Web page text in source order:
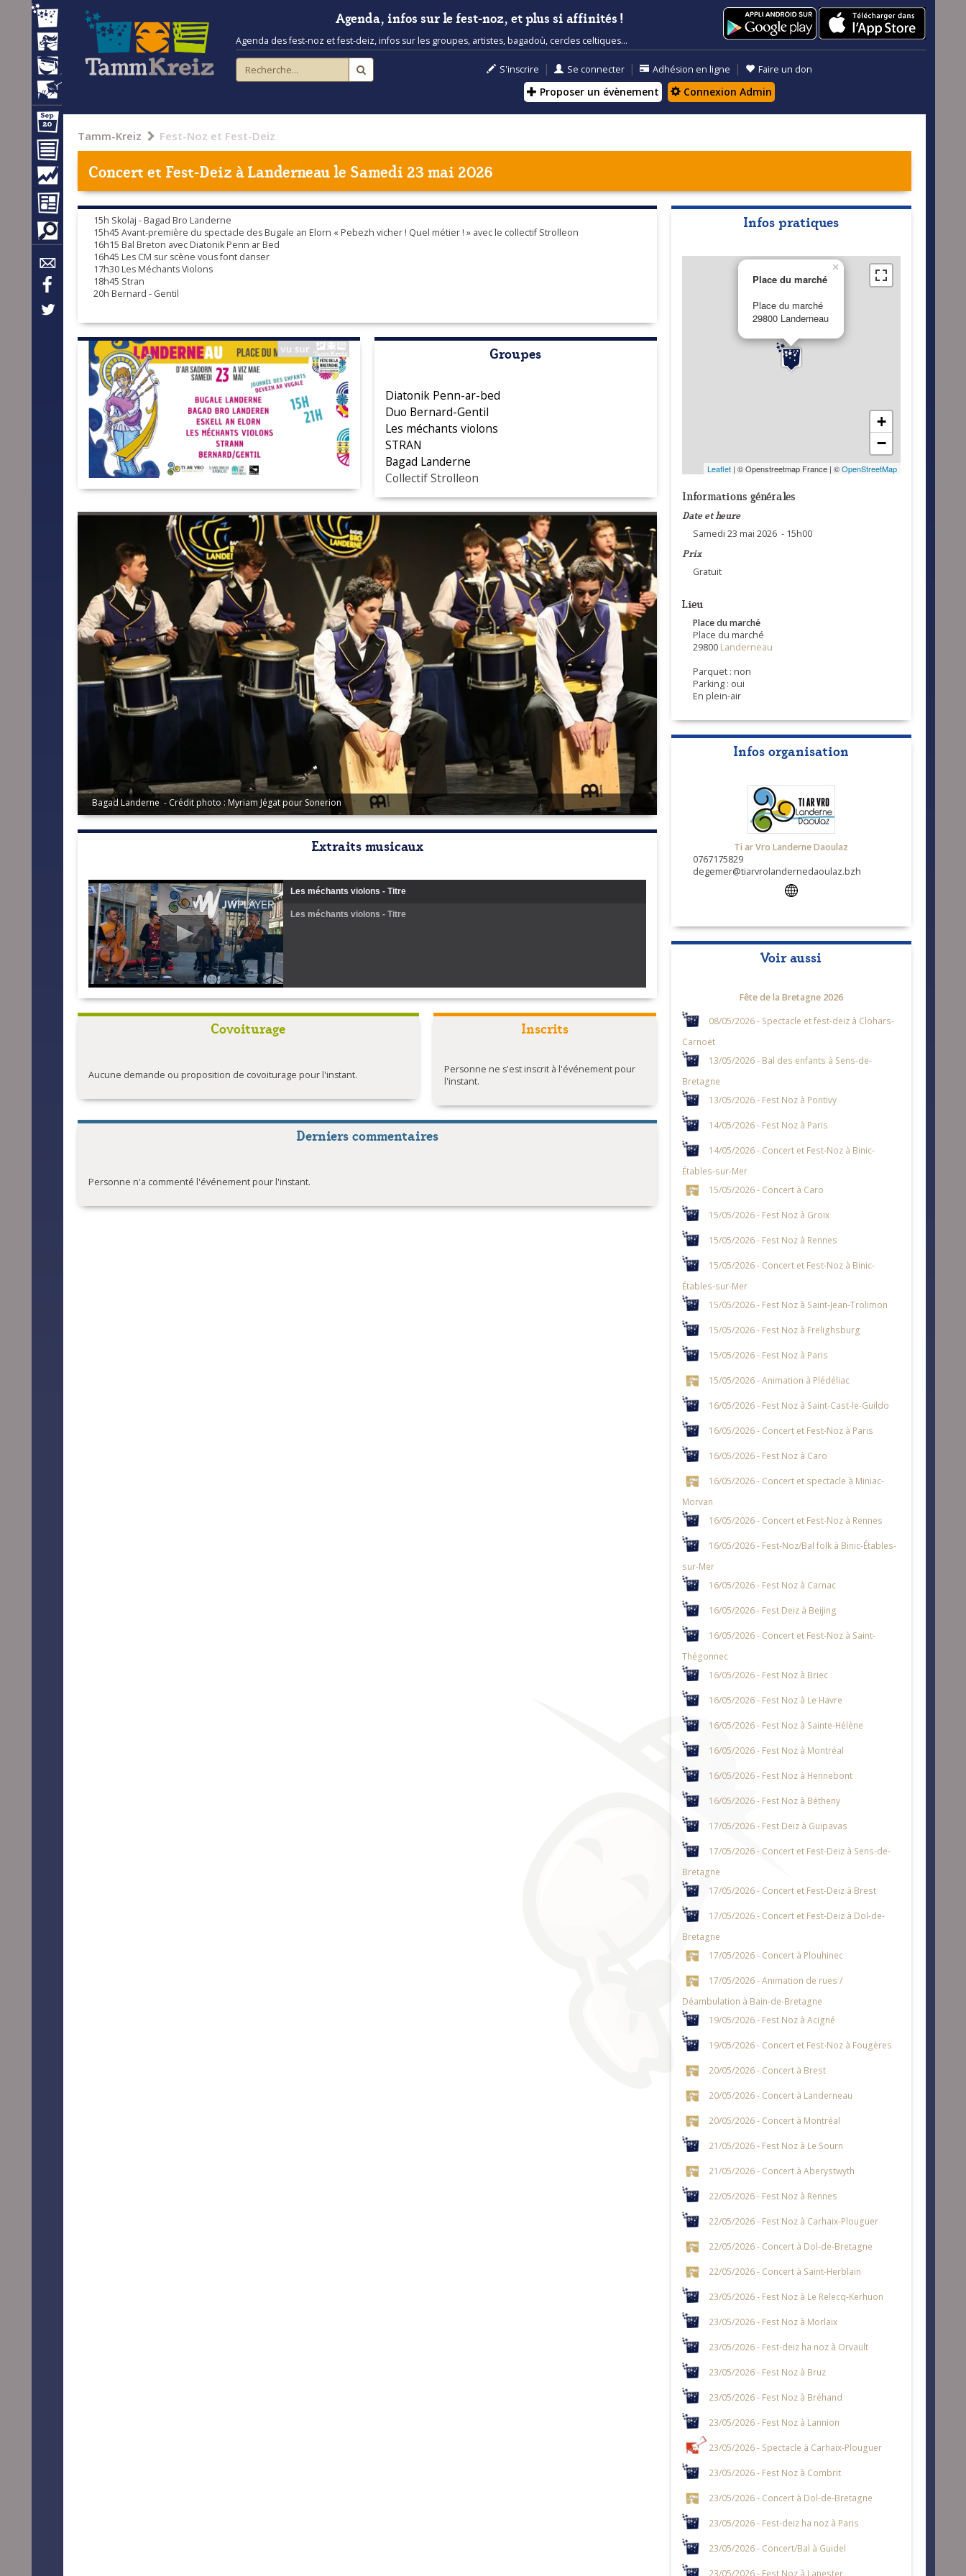
Agenda, infos sur le fest-noz, et plus si affinités !
Agenda des fest-noz et fest-deiz, infos sur les groupes, artistes, bagadoù, cercles celtiques...
S'inscrire | Se connecter | Adhésion en ligne | Faire un don
Proposer un évènement Connexion Admin
Tamm-Kreiz Fest-Noz et Fest-Deiz
Concert et Fest-Deiz àLanderneaule Samedi 23 mai 2026
15h Skolaj - Bagad Bro Landerne
15h45 Avant-première du spectacle des Bugale an Elorn « Pebezh vicher ! Quel métier ! » avec le collectif Strolleon
16h15 Bal Breton avec Diatonik Penn ar Bed
16h45 Les CM sur scène vous font danser
17h30 Les Méchants Violons
18h45 Stran
20h Bernard - Gentil
Groupes
Diatonik Penn-ar-bed
Duo Bernard-Gentil
Les méchants violons
STRAN
Bagad Landerne
Collectif Strolleon
Bagad Landerne - Crédit photo : Myriam Jégat pour Sonerion
Extraits musicaux
Les méchants violons - Titre
Les méchants violons - Titre
Covoiturage
Aucune demande ou proposition de covoiturage pour l'instant.
Inscrits
Personne ne s'est inscrit à l'événement pour
l'instant.
Derniers commentaires
Personne n'a commenté l'événement pour l'instant.
Infos pratiques
Place du marché
Place du marché
29800 Landerneau
×
+
−
Leaflet| © Openstreetmap France | ©OpenStreetMap
Informations générales
Date et heure
Samedi 23 mai 2026 - 15h00
Prix
Gratuit
Lieu
Place du marché
Place du marché
29800 Landerneau
Parquet : non
Parking : oui
En plein-air
Infos organisation
Ti ar Vro Landerne Daoulaz
0767175829
degemer@tiarvrolandernedaoulaz.bzh
Voir aussi
Fête de la Bretagne 2026
08/05/2026 - Spectacle et fest-deiz à Clohars-
Carnoët
13/05/2026 - Bal des enfants à Sens-de-
Bretagne
13/05/2026 - Fest Noz à Pontivy
14/05/2026 - Fest Noz à Paris
14/05/2026 - Concert et Fest-Noz à Binic-
Étables-sur-Mer
15/05/2026 - Concert à Caro
15/05/2026 - Fest Noz à Groix
15/05/2026 - Fest Noz à Rennes
15/05/2026 - Concert et Fest-Noz à Binic-
Étables-sur-Mer
15/05/2026 - Fest Noz à Saint-Jean-Trolimon
15/05/2026 - Fest Noz à Frelighsburg
15/05/2026 - Fest Noz à Paris
15/05/2026 - Animation à Plédéliac
16/05/2026 - Fest Noz à Saint-Cast-le-Guildo
16/05/2026 - Concert et Fest-Noz à Paris
16/05/2026 - Fest Noz à Caro
16/05/2026 - Concert et spectacle à Miniac-
Morvan
16/05/2026 - Concert et Fest-Noz à Rennes
16/05/2026 - Fest-Noz/Bal folk à Binic-Étables-
sur-Mer
16/05/2026 - Fest Noz à Carnac
16/05/2026 - Fest Deiz à Beijing
16/05/2026 - Concert et Fest-Noz à Saint-
Thégonnec
16/05/2026 - Fest Noz à Briec
16/05/2026 - Fest Noz à Le Havre
16/05/2026 - Fest Noz à Sainte-Hélène
16/05/2026 - Fest Noz à Montréal
16/05/2026 - Fest Noz à Hennebont
16/05/2026 - Fest Noz à Bétheny
17/05/2026 - Fest Deiz à Guipavas
17/05/2026 - Concert et Fest-Deiz à Sens-de-
Bretagne
17/05/2026 - Concert et Fest-Deiz à Brest
17/05/2026 - Concert et Fest-Deiz à Dol-de-
Bretagne
17/05/2026 - Concert à Plouhinec
17/05/2026 - Animation de rues /
Déambulation à Bain-de-Bretagne
19/05/2026 - Fest Noz à Acigné
19/05/2026 - Concert et Fest-Noz à Fougères
20/05/2026 - Concert à Brest
20/05/2026 - Concert à Landerneau
20/05/2026 - Concert à Montréal
21/05/2026 - Fest Noz à Le Sourn
21/05/2026 - Concert à Aberystwyth
22/05/2026 - Fest Noz à Rennes
22/05/2026 - Fest Noz à Carhaix-Plouguer
22/05/2026 - Concert à Dol-de-Bretagne
22/05/2026 - Concert à Saint-Herblain
23/05/2026 - Fest Noz à Le Relecq-Kerhuon
23/05/2026 - Fest Noz à Morlaix
23/05/2026 - Fest-deiz ha noz à Orvault
23/05/2026 - Fest Noz à Bruz
23/05/2026 - Fest Noz à Bréhand
23/05/2026 - Fest Noz à Lannion
23/05/2026 - Spectacle à Carhaix-Plouguer
23/05/2026 - Fest Noz à Combrit
23/05/2026 - Concert à Dol-de-Bretagne
23/05/2026 - Fest-deiz ha noz à Paris
23/05/2026 - Concert/Bal à Guidel
23/05/2026 - Fest Noz à Lanester